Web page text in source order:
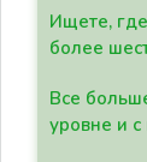
Ищете,
более
Все
уровне и